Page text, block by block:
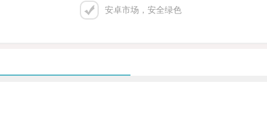
安卓市场，安全绿色